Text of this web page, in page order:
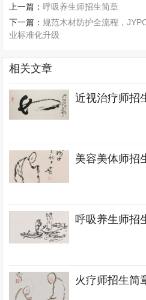
上一篇：呼吸养生师招生简章
下一篇：规范木材防护全流程，
业标准化升级
相关文章
近视治疗师招
美容美体师招
呼吸养生师招
火疗师招生简